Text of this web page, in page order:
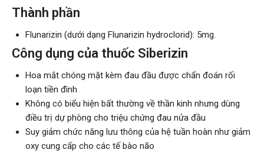
Thành phần
Flunarizin (dưới dạng Flunarizin hydroclorid): 5mg.
Công dụng của thuốc Siberizin
Hoa mắt chóng mặt kèm đau đầu được chẩn đoán rối
loạn tiền đình
Không có biểu hiện bất thường về thần kinh nhưng dùng
điều trị dự phòng cho triệu chứng đau nửa đầu
Suy giảm chức năng lưu thông của hệ tuần hoàn như giảm
oxy cung cấp cho các tế bào não